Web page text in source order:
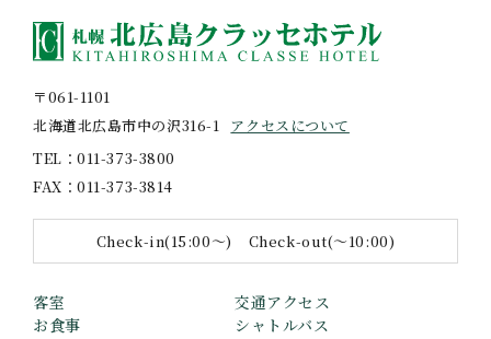
〒061-1101
北海道北広島市中の沢316-1
アクセスについて
TEL
011-373-3800
FAX
011-373-3814
Check-in(15:00〜) Check-out(〜10:00)
客室
交通アクセス
お食事
シャトルバス